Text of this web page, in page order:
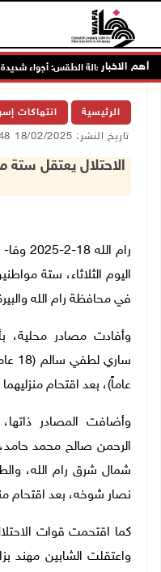
أهم الاخبارحالة الطقس: أجواء شديدة
الرئيسية انتهاكات
تاريخ النشر: 18/02/2025 08:48 ص
الاحتلال يعتقل ستة
رام
اليوم الثلاثاء، ستة
في محافظة رام الله
وأفادت مصادر محلية،
عاماً)، بعد اقتحام
وأضافت المصادر
الرحمن صالح محمد
شمال شرق رام الله،
نصار شوخه، بعد اقتحام
كما اقتحمت قوات
واعتقلت الشابين مهند